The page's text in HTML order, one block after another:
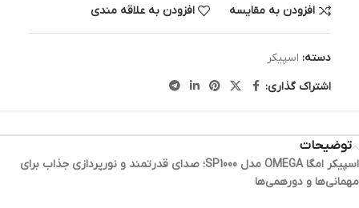
افزودن به مقایسه افزودن به علاقه مندی
دسته: اسپیکر
اشتراک گذاری:
توضیحات
اسپیکر امگا OMEGA مدل SP1000؛ صدای قدرتمند و نورپردازی جذاب برای
مهمانی‌ها و دورهمی‌ها